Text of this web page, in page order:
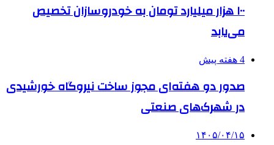
۱۰۰ هزار میلیارد تومان به خودروسازان تخصیص
می‌یابد
4 هفته پیش
صدور دو هفته‌ای مجوز ساخت نیروگاه خورشیدی
در شهرک‌های صنعتی
۱۴۰۵/۰۴/۱۵